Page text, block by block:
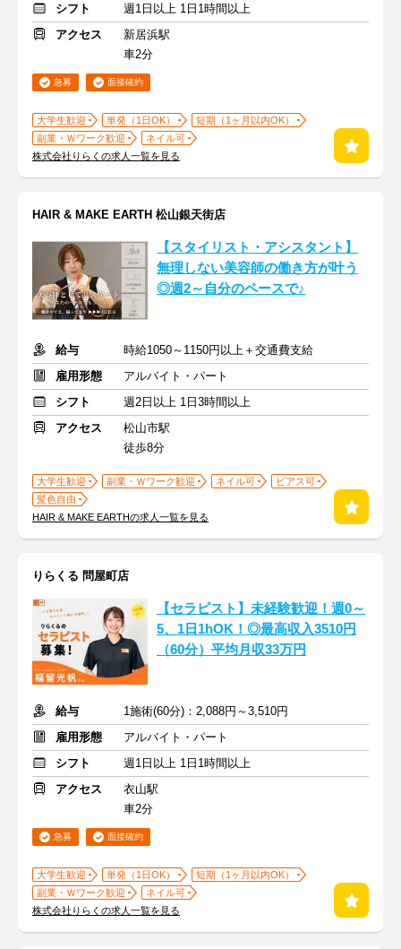
シフト
週1日以上 1日1時間以上
アクセス
新居浜駅
車2分
急募 面接確約
大学生歓迎 単発（1日OK）
短期（1ヶ月以内OK）
副業・Ｗワーク歓迎
ネイル可
株式会社りらくの求人一覧を見る
HAIR & MAKE EARTH 松山銀天街店
【スタイリスト・アシスタント】
無理しない美容師の働き方が叶う
◎週2～自分のペースで♪
給与
時給1050～1150円以上＋交通費支給
雇用形態
アルバイト・パート
シフト
週2日以上 1日3時間以上
アクセス
松山市駅
徒歩8分
大学生歓迎 副業・Ｗワーク歓迎 ネイル可
ピアス可
髪色自由
HAIR & MAKE EARTHの求人一覧を見る
りらくる 問屋町店
【セラピスト】未経験歓迎！週0～
5、1日1hOK！◎最高収入3510円
（60分）平均月収33万円
給与
1施術(60分)：2,088円～3,510円
雇用形態
アルバイト・パート
シフト
週1日以上 1日1時間以上
アクセス
衣山駅
車2分
急募 面接確約
大学生歓迎 単発（1日OK）
短期（1ヶ月以内OK）
副業・Ｗワーク歓迎
ネイル可
株式会社りらくの求人一覧を見る